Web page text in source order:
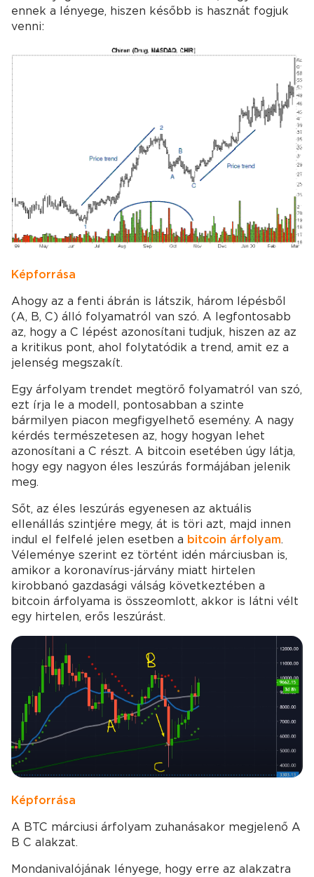
ennek a lényege, hiszen később is hasznát fogjuk
venni:
Kép forrása
Ahogy az a fenti ábrán is látszik, három lépésből
(A, B, C) álló folyamatról van szó. A legfontosabb
az, hogy a C lépést azonosítani tudjuk, hiszen az az
a kritikus pont, ahol folytatódik a trend, amit ez a
jelenség megszakít.
Egy árfolyam trendet megtörő folyamatról van szó,
ezt írja le a modell, pontosabban a szinte
bármilyen piacon megfigyelhető esemény. A nagy
kérdés természetesen az, hogy hogyan lehet
azonosítani a C részt. A bitcoin esetében úgy látja,
hogy egy nagyon éles leszúrás formájában jelenik
meg.
Sőt, az éles leszúrás egyenesen az aktuális
ellenállás szintjére megy, át is töri azt, majd innen
indul el felfelé jelen esetben a bitcoin árfolyam.
Véleménye szerint ez történt idén márciusban is,
amikor a koronavírus-járvány miatt hirtelen
kirobbanó gazdasági válság következtében a
bitcoin árfolyama is összeomlott, akkor is látni vélt
egy hirtelen, erős leszúrást.
Kép forrása
A BTC márciusi árfolyam zuhanásakor megjelenő A
B C alakzat.
Mondanivalójának lényege, hogy erre az alakzatra